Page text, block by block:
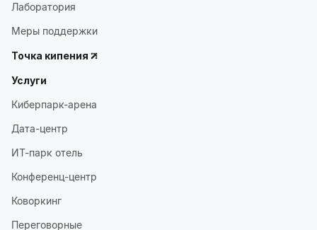
Лаборатория
Меры поддержки
Точка кипения
Услуги
Киберпарк-арена
Дата-центр
ИТ-парк отель
Конференц-центр
Коворкинг
Переговорные